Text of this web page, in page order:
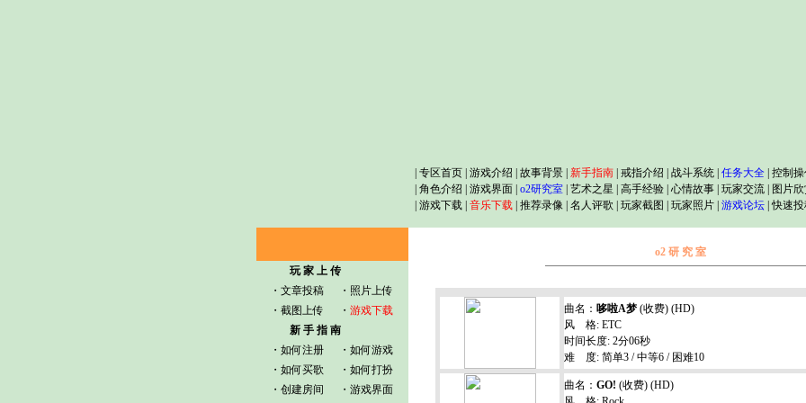
专区首页| 游戏介绍 故事背景| 新手指南| 戒指介绍 战斗系统| 任务大全| 控制操
角色介绍 游戏界面| o2研究室| 艺术之星 高手经验| 心情故事| 玩家交流| 图片
游戏下载| 音乐下载| 推荐录像 名人评歌 玩家截图 玩家照片| 游戏论坛|快速投
玩 家 上 传
・ 文章投稿 ・ 照片上传
・ 截图上传 ・ 游戏下载
新 手 指 南
・ 如何注册 ・ 如何游戏
・ 如何买歌 ・ 如何打扮
・ 创建房间 ・ 游戏界面
o2 研 究 室
曲名： 哆啦A梦 (收费) (HD)
风 格: ETC
时间长度: 2分06秒
难 度: 简单3 / 中等6 / 困难10
曲名： GO! (收费) (HD)